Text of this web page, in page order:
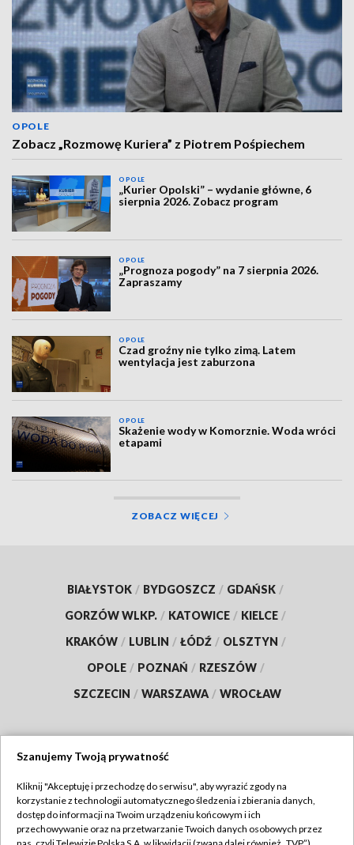
OPOLE
Zobacz „Rozmowę Kuriera” z Piotrem Pośpiechem
OPOLE
„Kurier Opolski” – wydanie główne, 6
sierpnia 2026. Zobacz program
OPOLE
„Prognoza pogody” na 7 sierpnia 2026.
Zapraszamy
OPOLE
Czad groźny nie tylko zimą. Latem
wentylacja jest zaburzona
OPOLE
Skażenie wody w Komorznie. Woda wróci
etapami
ZOBACZ WIĘCEJ
BIAŁYSTOK / BYDGOSZCZ / GDAŃSK /
GORZÓW WLKP. / KATOWICE / KIELCE /
KRAKÓW / LUBLIN / ŁÓDŹ / OLSZTYN /
OPOLE / POZNAŃ / RZESZÓW /
SZCZECIN / WARSZAWA / WROCŁAW
TVP
Abonament TVP
Regulamin TVP
Szanujemy Twoją prywatność
Kliknij "Akceptuję i przechodzę do serwisu", aby wyrazić zgody na
korzystanie z technologii automatycznego śledzenia i zbierania danych,
dostęp do informacji na Twoim urządzeniu końcowym i ich
przechowywanie oraz na przetwarzanie Twoich danych osobowych przez